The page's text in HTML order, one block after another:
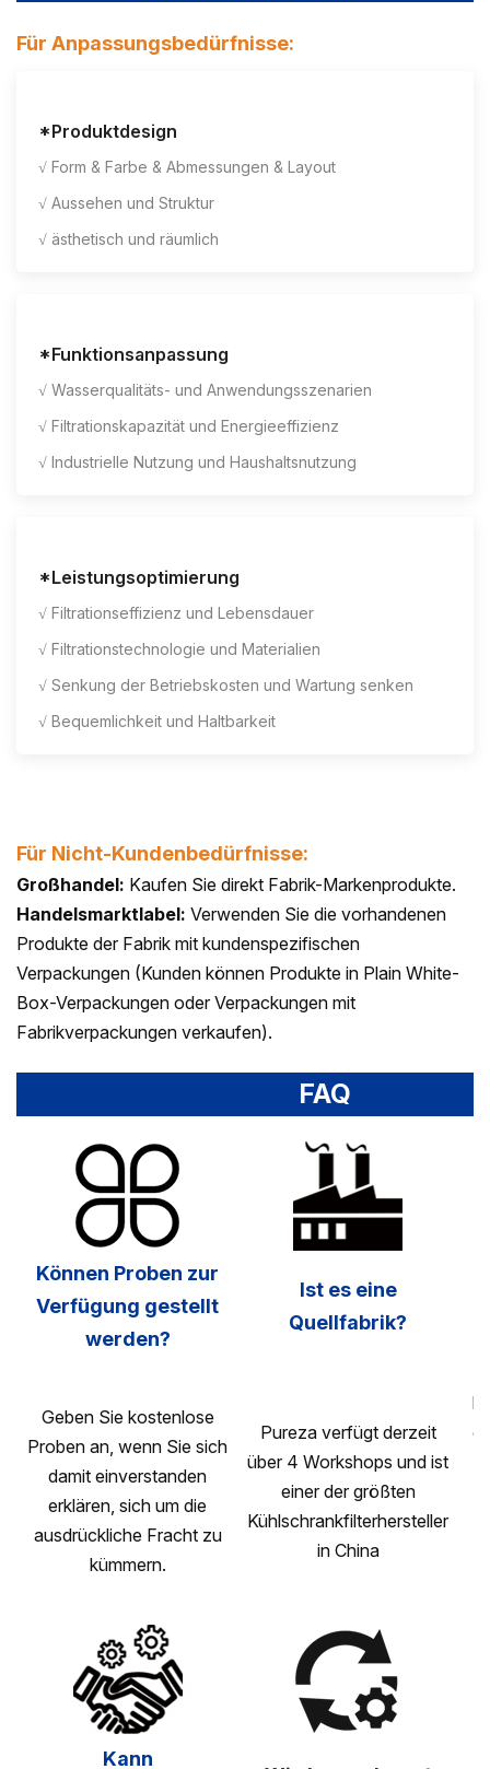
Für Anpassungsbedürfnisse:
*Produktdesign
√ Form & Farbe & Abmessungen & Layout
√ Aussehen und Struktur
√ ästhetisch und räumlich
*Funktionsanpassung
√ Wasserqualitäts- und Anwendungsszenarien
√ Filtrationskapazität und Energieeffizienz
√ Industrielle Nutzung und Haushaltsnutzung
*Leistungsoptimierung
√ Filtrationseffizienz und Lebensdauer
√ Filtrationstechnologie und Materialien
√ Senkung der Betriebskosten und Wartung senken
√ Bequemlichkeit und Haltbarkeit
Für Nicht-Kundenbedürfnisse:
Großhandel: Kaufen Sie direkt Fabrik-Markenprodukte.
Handelsmarktlabel: Verwenden Sie die vorhandenen
Produkte der Fabrik mit kundenspezifischen
Verpackungen (Kunden können Produkte in Plain White-
Box-Verpackungen oder Verpackungen mit
Fabrikverpackungen verkaufen).
FAQ
Können Proben zur
Verfügung gestellt
werden?
Ist es eine
Quellfabrik?
Geben Sie kostenlose
Proben an, wenn Sie sich
damit einverstanden
erklären, sich um die
ausdrückliche Fracht zu
kümmern.
Pureza verfügt derzeit
über 4 Workshops und ist
einer der größten
Kühlschrankfilterhersteller
in China
Kann